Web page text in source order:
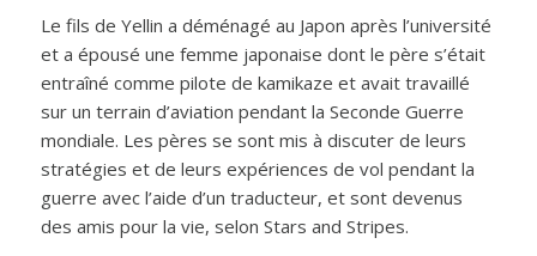
Le fils de Yellin a déménagé au Japon après l’université
et a épousé une femme japonaise dont le père s’était
entraîné comme pilote de kamikaze et avait travaillé
sur un terrain d’aviation pendant la Seconde Guerre
mondiale. Les pères se sont mis à discuter de leurs
stratégies et de leurs expériences de vol pendant la
guerre avec l’aide d’un traducteur, et sont devenus
des amis pour la vie, selon Stars and Stripes.